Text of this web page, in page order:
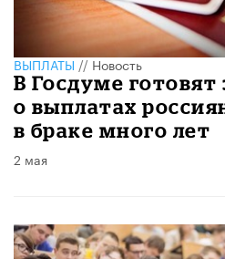
ВЫПЛАТЫ//Новость
В Госдуме готовят
о выплатах
в браке много лет
2 мая